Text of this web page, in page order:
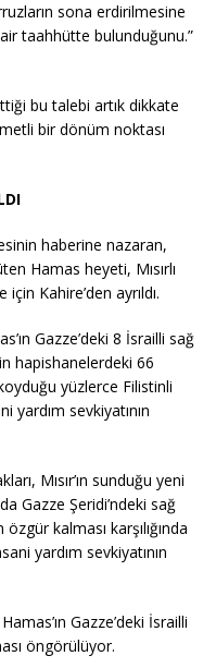
sona erdirilmesine
taahhütte bulunduğunu.”
bu talebi artık dikkate
bir dönüm noktası
haberine nazaran,
Hamas heyeti, Mısırlı
Kahire’den ayrıldı.
Gazze’deki 8 İsrailli sağ
hapishanelerdeki 66
yüzlerce Filistinli
yardım sevkiyatının
Mısır’ın sunduğu yeni
Gazze Şeridi’ndeki sağ
kalması karşılığında
yardım sevkiyatının
Gazze’deki İsrailli
öngörülüyor.